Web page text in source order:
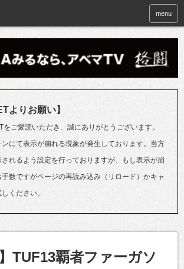
menu
よりお願い】
ご愛読いただき、誠にありがとうございます。
にて表示が崩れる現象が発生しております。当方
れるよう設定を行っておりますが、もし表示が崩
数ですがページの再読み込み（リロード）かキャ
ください。
】TUF13覇者ファーガソ